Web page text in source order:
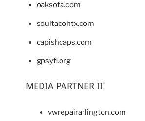
oaksofa.com
soultacohtx.com
capishcaps.com
gpsyfl.org
MEDIA PARTNER III
vwrepairarlington.com